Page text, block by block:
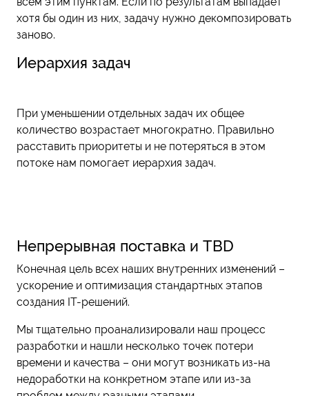
хотя бы один из них, задачу нужно декомпозировать
заново.
Иерархия задач
При уменьшении отдельных задач их общее
количество возрастает многократно. Правильно
расставить приоритеты и не потеряться в этом
потоке нам помогает иерархия задач.
Непрерывная поставка и TBD
Конечная цель всех наших внутренних изменений –
ускорение и оптимизация стандартных этапов
создания IT-решений.
Мы тщательно проанализировали наш процесс
разработки и нашли несколько точек потери
времени и качества – они могут возникать из-на
недоработки на конкретном этапе или из-за